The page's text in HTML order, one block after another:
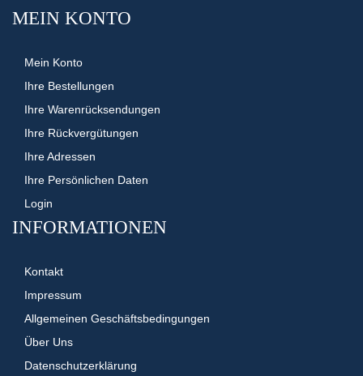
MEIN KONTO
Mein Konto
Ihre Bestellungen
Ihre Warenrücksendungen
Ihre Rückvergütungen
Ihre Adressen
Ihre Persönlichen Daten
Login
INFORMATIONEN
Kontakt
Impressum
Allgemeinen Geschäftsbedingungen
Über Uns
Datenschutzerklärung